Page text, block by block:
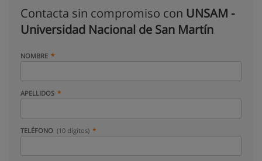
Contacta sin compromiso con UNSAM -
Universidad Nacional de San Martín
NOMBRE
APELLIDOS
TELÉFONO (10 dígitos)